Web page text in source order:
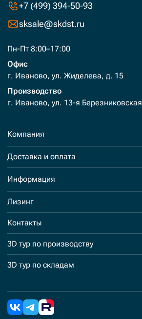
+7 (499) 394-50-93
sksale@skdst.ru
Пн-Пт 8:00–17:00
Офис
г. Иваново, ул. Жиделева, д. 15
Производство
г. Иваново, ул. 13-я
Компания
Доставка и оплата
Информация
Лизинг
Контакты
3D тур по производству
3D тур по складам